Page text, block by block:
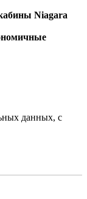
Niagara
данных, с